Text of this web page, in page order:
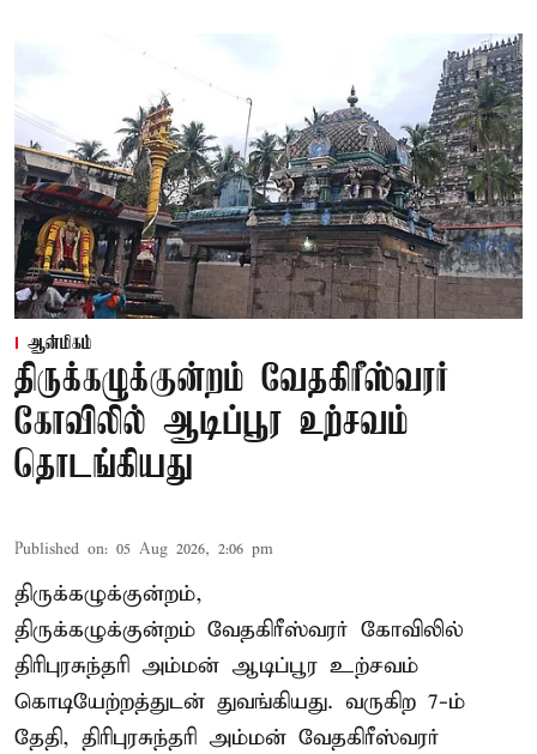
ஆன்மிகம்
திருக்கழுக்குன்றம் வேதகிரீஸ்வரர்
கோவிலில் ஆடிப்பூர உற்சவம்
தொடங்கியது
Published on: 05 Aug 2026, 2:06 pm
திருக்கழுக்குன்றம்,
திருக்கழுக்குன்றம் வேதகிரீஸ்வரர் கோவிலில்
திரிபுரசுந்தரி அம்மன் ஆடிப்பூர உற்சவம்
கொடியேற்றத்துடன் துவங்கியது. வருகிற 7-ம்
தேதி, திரிபுரசுந்தரி அம்மன் வேதகிரீஸ்வரர்